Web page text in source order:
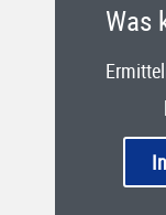
Was